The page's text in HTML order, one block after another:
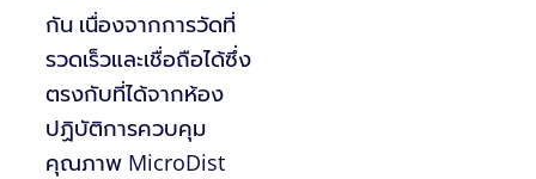
กัน เนื่องจากการวัดที่
รวดเร็วและเชื่อถือได้ซึ่ง
ตรงกับที่ได้จากห้อง
ปฏิบัติการควบคุม
คุณภาพ MicroDist